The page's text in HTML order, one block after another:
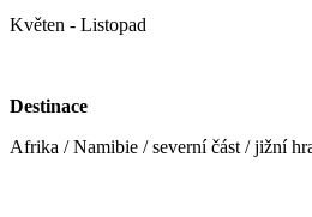
Květen - Listopad
Destinace
Afrika / Namibie / severní část / jižní